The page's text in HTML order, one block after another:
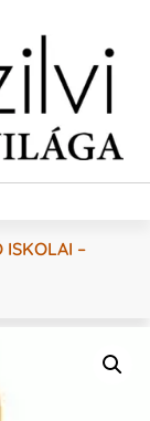
–